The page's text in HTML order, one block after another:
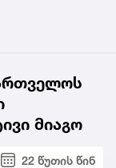
მიაგო
22 წუთის წინ